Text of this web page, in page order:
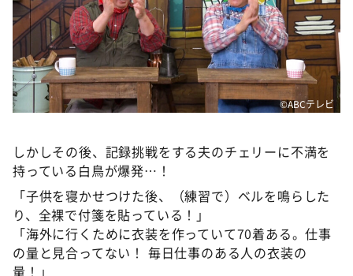
©ABCテレビ
しかしその後、記録挑戦をする夫のチェリーに不満を
持っている白鳥が爆発…！
「子供を寝かせつけた後、（練習で）ベルを鳴らした
り、全裸で付箋を貼っている！」
「海外に行くために衣装を作っていて70着ある。仕事
の量と見合ってない！ 毎日仕事のある人の衣装の
量！」